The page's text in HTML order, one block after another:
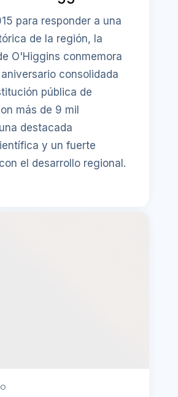
para responder a una
de la región, la
O'Higgins conmemora
consolidada
pública de
más de 9 mil
destacada
y un fuerte
el desarrollo regional.